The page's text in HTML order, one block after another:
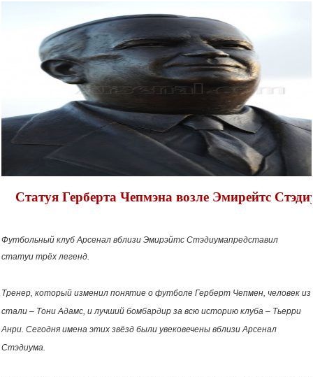
Статуя Герберта Чепмэна возле Эмирейтс
Футбольный клуб Арсенал вблизи Эмирэйтс Стэдиумапредставил
статуи трёх легенд.
Тренер, который изменил понятие о футболе Герберт Чепмен, человек из
стали – Тони Адамс, и лучший бомбардир за всю историю клуба – Тьерри
Анри. Сегодня имена этих звёзд были увековечены вблизи Арсенал
Стэдиума.